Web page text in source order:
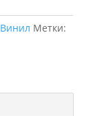
Винил Метки: